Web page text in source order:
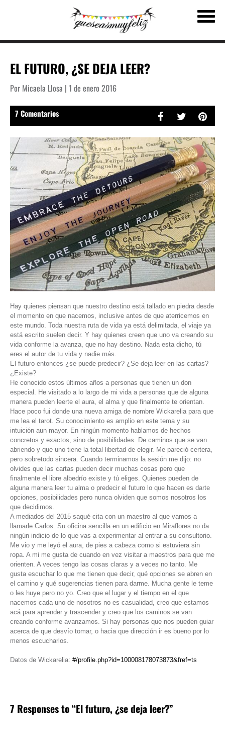
EL FUTURO, ¿SE DEJA LEER?
Por Micaela Llosa | 1 de enero 2016
7 Comentarios
Hay quienes piensan que nuestro destino está tallado en piedra desde
el momento en que nacemos, inclusive antes de que aterricemos en
este mundo. Toda nuestra ruta de vida ya está delimitada, el viaje ya
está escrito suelen decir. Y hay quienes creen que uno va creando su
vida conforme la avanza, que no hay destino. Nada esta dicho, tú
eres el autor de tu vida y nadie más.
El futuro entonces ¿se puede predecir? ¿Se deja leer en las cartas?
¿Existe?
He conocido estos últimos años a personas que tienen un don
especial. He visitado a lo largo de mi vida a personas que de alguna
manera pueden leerte el aura, el alma y que finalmente te orientan.
Hace poco fui donde una nueva amiga de nombre Wickarelia para que
me lea el tarot. Su conocimiento es amplio en este tema y su
intuición aun mayor. En ningún momento hablamos de hechos
concretos y exactos, sino de posibilidades. De caminos que se van
abriendo y que uno tiene la total libertad de elegir. Me pareció certera,
pero sobretodo sincera. Cuando terminamos la sesión me dijo: no
olvides que las cartas pueden decir muchas cosas pero que
finalmente el libre albedrío existe y tú eliges. Quienes pueden de
alguna manera leer tu alma o predecir el futuro lo que hacen es darte
opciones, posibilidades pero nunca olviden que somos nosotros los
que decidimos.
A mediados del 2015 saqué cita con un maestro al que vamos a
llamarle Carlos. Su oficina sencilla en un edificio en Miraflores no da
ningún indicio de lo que vas a experimentar al entrar a su consultorio.
Me vio y me leyó el aura, de pies a cabeza como si estuviera sin
ropa. A mi me gusta de cuando en vez visitar a maestros para que me
orienten. A veces tengo las cosas claras y a veces no tanto. Me
gusta escuchar lo que me tienen que decir, qué opciones se abren en
el camino y qué sugerencias tienen para darme. Mucha gente le teme
o les huye pero no yo. Creo que el lugar y el tiempo en el que
nacemos cada uno de nosotros no es casualidad, creo que estamos
acá para aprender y trascender y creo que los caminos se van
creando conforme avanzamos. Si hay personas que nos pueden guiar
acerca de que desvío tomar, o hacia que dirección ir es bueno por lo
menos escucharlos.
Datos de Wickarelia: #/profile.php?id=100008178073873&fref=ts
7 Responses to “El futuro, ¿se deja leer?”